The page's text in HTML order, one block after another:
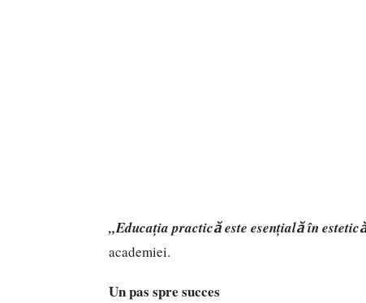
„Educația practică este esențială în
academiei.
Un pas spre succes